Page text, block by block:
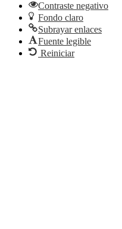
Contraste negativo
Fondo claro
Subrayar enlaces
Fuente legible
Reiniciar